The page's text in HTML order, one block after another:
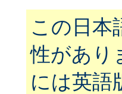
この日本
性があり
には英語